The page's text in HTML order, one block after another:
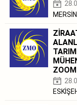
MERSİN